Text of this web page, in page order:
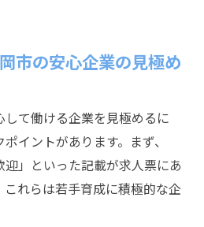
市の安心企業の見極め
て働ける企業を見極めるに
イントがあります。まず、
迎」といった記載が求人票にあ
れらは若手育成に積極的な企